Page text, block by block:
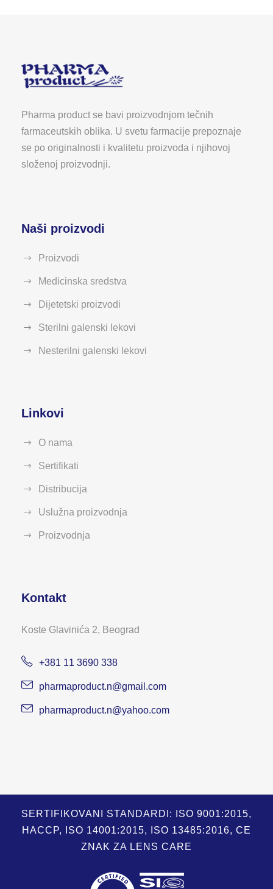
Pharma product se bavi proizvodnjom tečnih
farmaceutskih oblika. U svetu farmacije prepoznaje
se po originalnosti i kvalitetu proizvoda i njihovoj
složenoj proizvodnji.
Naši proizvodi
Proizvodi
Medicinska sredstva
Dijetetski proizvodi
Sterilni galenski lekovi
Nesterilni galenski lekovi
Linkovi
O nama
Sertifikati
Distribucija
Uslužna proizvodnja
Proizvodnja
Kontakt
Koste Glavinića 2, Beograd
+381 11 3690 338
pharmaproduct.n@gmail.com
pharmaproduct.n@yahoo.com
SERTIFIKOVANI STANDARDI: ISO 9001:2015,
HACCP, ISO 14001:2015, ISO 13485:2016, CE
ZNAK ZA LENS CARE